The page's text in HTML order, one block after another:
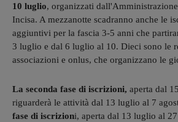
10 luglio, organizzati
Incisa. A mezzanotte scadranno anche le
aggiuntivi per la fascia 3-5 anni che
3 luglio e dal 6 luglio al 10. Dieci sono le
associazioni e onlus, che organizzano le
La seconda fase di iscrizioni, aperta dal
riguarderà le attività dal 13 luglio al 7
fase di iscrizioni, aperta dal 13 luglio al